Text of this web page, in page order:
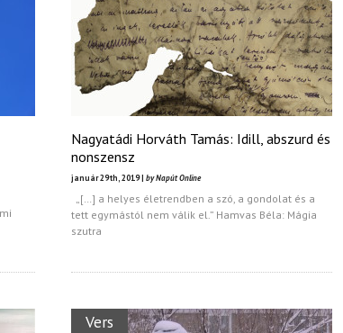
Nagyatádi Horváth Tamás: Idill, abszurd és
nonszensz
január 29th, 2019 | by Napút Online
„[…] a helyes életrendben a szó, a gondolat és a
tett egymástól nem válik el.” Hamvas Béla: Mágia
szutra
Vers